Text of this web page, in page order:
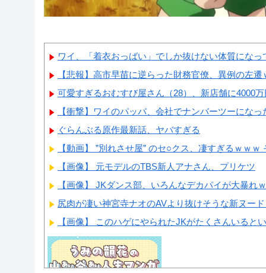
ワイ、「着衣おっばい」でしか抜けない体質にな
【悲報】高市早苗に逆らった財務官僚、異例の左
可愛すぎるおむすび屋さん（28）、新店舗に4000
【衝撃】ワイのパッパ、会社でナンバーツーにな
ぐらんぶる原作最新話、ヤバすぎる
【動画】 ”別れさせ屋” のセ○クス、凄すぎるｗｗ
【画像】 元モデルのTBS新人アナさん、プリケツ
【画像】 JKダンス部、いろんなデカパイが大暴れ
尻肉が凄い神宮寺ナオのAVより抜けそうな新ヌー
【画像】 このハゲにやられたJKがたくさんいると